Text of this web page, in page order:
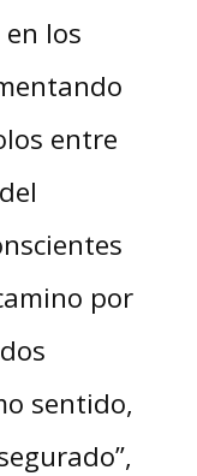
los
entre
por
sentido,